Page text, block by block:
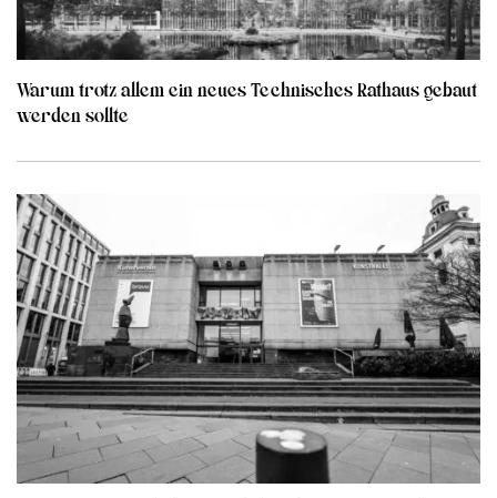
Warum trotz allem ein neues Technisches Rathaus gebaut
werden sollte